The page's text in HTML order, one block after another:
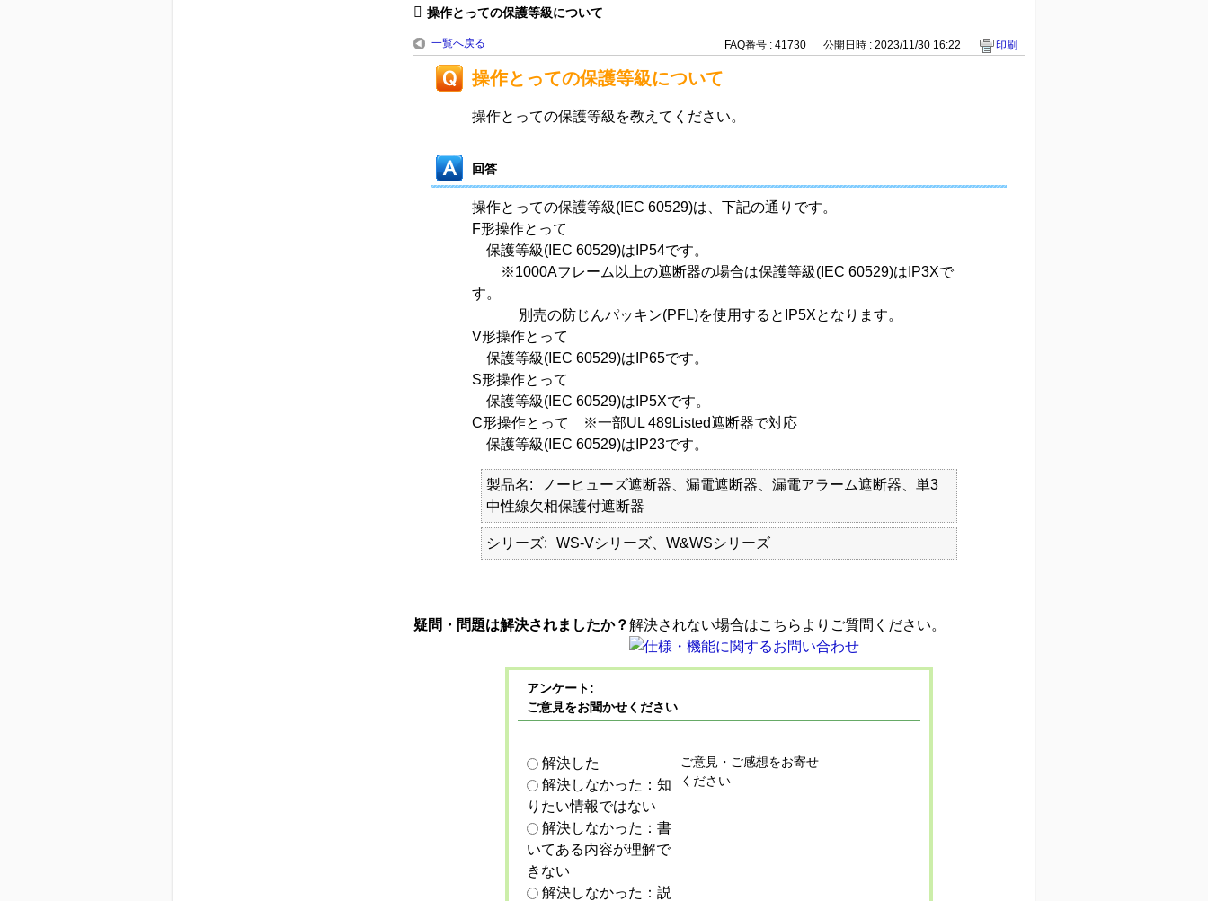
操作とっての保護等級について
一覧へ戻る FAQ番号 : 41730 公開日時 : 2023/11/30 16:22 印刷
操作とっての保護等級について
操作とっての保護等級を教えてください。
回答
操作とっての保護等級(IEC 60529)は、下記の通りです。
F形操作とって
保護等級(IEC 60529)はIP54です。
※1000Aフレーム以上の遮断器の場合は保護等級(IEC 60529)はIP3Xで
す。
別売の防じんパッキン(PFL)を使用するとIP5Xとなります。
V形操作とって
保護等級(IEC 60529)はIP65です。
S形操作とって
保護等級(IEC 60529)はIP5Xです。
C形操作とって ※一部UL 489Listed遮断器で対応
保護等級(IEC 60529)はIP23です。
製品名
ノーヒューズ遮断器、漏電遮断器、漏電アラーム遮断器、単3
中性線欠相保護付遮断器
シリーズ WS-Vシリーズ、W&WSシリーズ
疑問・問題は解決されましたか？解決されない場合はこちらよりご質問ください。
アンケート:
ご意見をお聞かせください
解決した
解決しなかった：知
りたい情報ではない
解決しなかった：書
いてある内容が理解で
きない
解決しなかった：説
ご意見・ご感想をお寄せ
ください